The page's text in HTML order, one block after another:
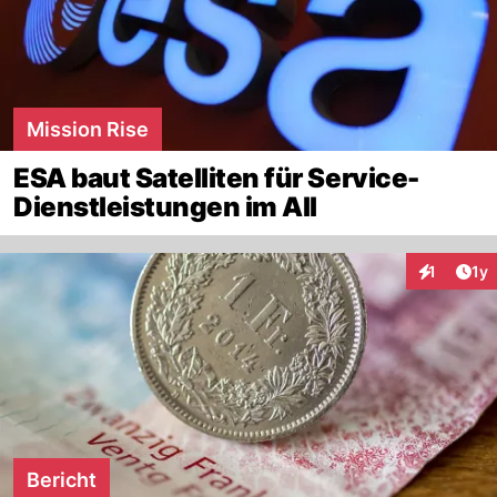
Mission Rise
ESA baut Satelliten für Service-
Dienstleistungen im All
1 1y
Bericht